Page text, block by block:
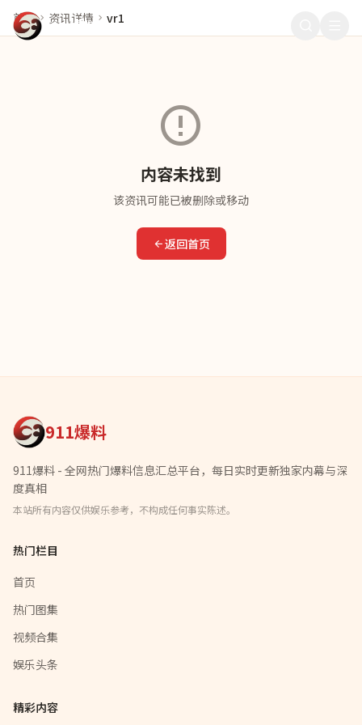
911爆料
首页 资讯详情 vr1
内容未找到
该资讯可能已被删除或移动
返回首页
911爆料
911爆料 - 全网热门爆料信息汇总平台，每日实时更新独家内幕与深
度真相
本站所有内容仅供娱乐参考，不构成任何事实陈述。
热门栏目
首页
热门图集
视频合集
娱乐头条
精彩内容